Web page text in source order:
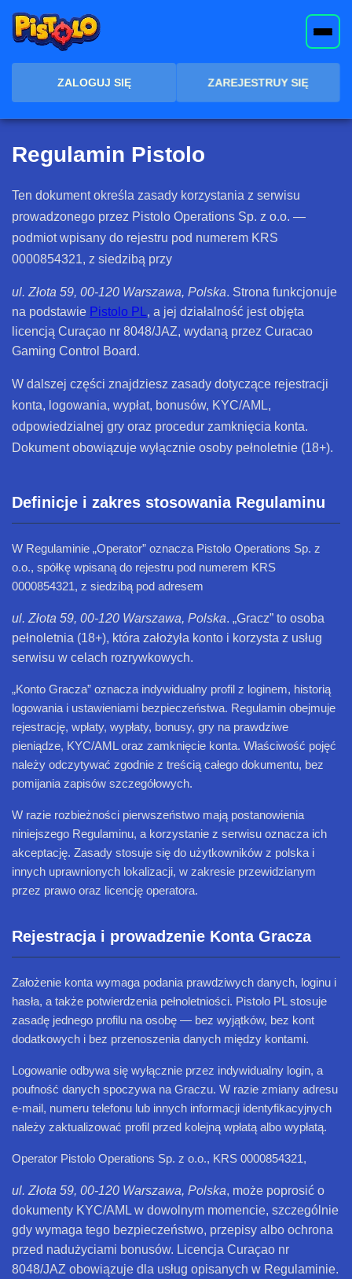
ZALOGUJ SIĘ ZAREJESTRUY SIĘ
Regulamin Pistolo
Ten dokument określa zasady korzystania z serwisu
prowadzonego przez Pistolo Operations Sp. z o.o. —
podmiot wpisany do rejestru pod numerem KRS
0000854321, z siedzibą przy
ul. Złota 59, 00-120 Warszawa, Polska. Strona funkcjonuje
na podstawie Pistolo PL , a jej działalność jest objęta
licencją Curaçao nr 8048/JAZ, wydaną przez Curacao
Gaming Control Board.
W dalszej części znajdziesz zasady dotyczące rejestracji
konta, logowania, wypłat, bonusów, KYC/AML,
odpowiedzialnej gry oraz procedur zamknięcia konta.
Dokument obowiązuje wyłącznie osoby pełnoletnie (18+).
Definicje i zakres stosowania Regulaminu
W Regulaminie „Operator” oznacza Pistolo Operations Sp. z
o.o., spółkę wpisaną do rejestru pod numerem KRS
0000854321, z siedzibą pod adresem
ul. Złota 59, 00-120 Warszawa, Polska. „Gracz” to osoba
pełnoletnia (18+), która założyła konto i korzysta z usług
serwisu w celach rozrywkowych.
„Konto Gracza” oznacza indywidualny profil z loginem, historią
logowania i ustawieniami bezpieczeństwa. Regulamin obejmuje
rejestrację, wpłaty, wypłaty, bonusy, gry na prawdziwe
pieniądze, KYC/AML oraz zamknięcie konta. Właściwość pojęć
należy odczytywać zgodnie z treścią całego dokumentu, bez
pomijania zapisów szczegółowych.
W razie rozbieżności pierwszeństwo mają postanowienia
niniejszego Regulaminu, a korzystanie z serwisu oznacza ich
akceptację. Zasady stosuje się do użytkowników z polska i
innych uprawnionych lokalizacji, w zakresie przewidzianym
przez prawo oraz licencję operatora.
Rejestracja i prowadzenie Konta Gracza
Założenie konta wymaga podania prawdziwych danych, loginu i
hasła, a także potwierdzenia pełnoletniości. Pistolo PL stosuje
zasadę jednego profilu na osobę — bez wyjątków, bez kont
dodatkowych i bez przenoszenia danych między kontami.
Logowanie odbywa się wyłącznie przez indywidualny login, a
poufność danych spoczywa na Graczu. W razie zmiany adresu
e-mail, numeru telefonu lub innych informacji identyfikacyjnych
należy zaktualizować profil przed kolejną wpłatą albo wypłatą.
Operator Pistolo Operations Sp. z o.o., KRS 0000854321,
ul. Złota 59, 00-120 Warszawa, Polska, może poprosić o
dokumenty KYC/AML w dowolnym momencie, szczególnie
gdy wymaga tego bezpieczeństwo, przepisy albo ochrona
przed nadużyciami bonusów. Licencja Curaçao nr
8048/JAZ obowiązuje dla usług opisanych w Regulaminie.